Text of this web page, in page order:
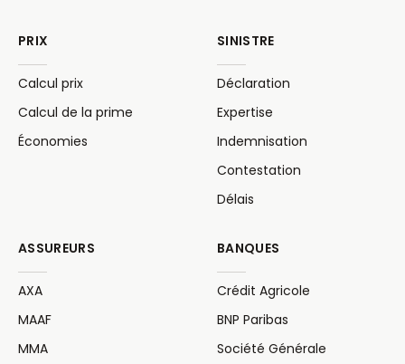
PRIX
Calcul prix
Calcul de la prime
Économies
SINISTRE
Déclaration
Expertise
Indemnisation
Contestation
Délais
ASSUREURS
AXA
MAAF
MMA
BANQUES
Crédit Agricole
BNP Paribas
Société Générale